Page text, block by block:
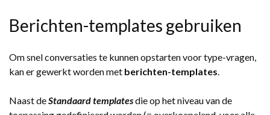
Berichten-templates gebruiken
Om snel conversaties te kunnen opstarten voor type-vragen,
kan er gewerkt worden met berichten-templates
Naast deStandaard templatesdie op het niveau van de